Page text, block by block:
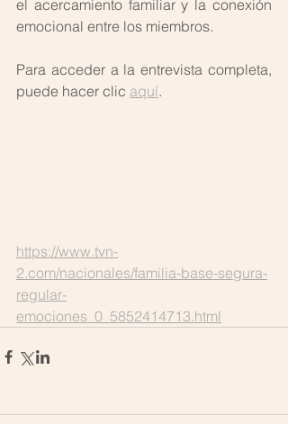
el acercamiento familiar y la conexión
emocional entre los miembros.
Para acceder a la entrevista completa,
puede hacer clic aquí.
https://www.tvn-
2.com/nacionales/familia-base-segura-
regular-
emociones_0_5852414713.html